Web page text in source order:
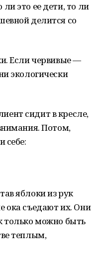
это ее дети, то ли
делится со
Если червивые —
экологически
сидит в кресле,
Потом,
себе:
яблоки из рук
ока съедают их. Они
только можно быть
теплым,